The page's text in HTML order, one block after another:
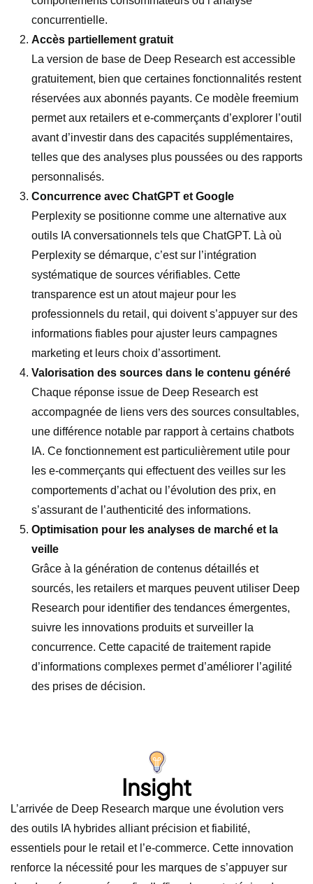
concurrentielle.
Accès partiellement gratuit
La version de base de Deep Research est accessible
gratuitement, bien que certaines fonctionnalités restent
réservées aux abonnés payants. Ce modèle freemium
permet aux retailers et e-commerçants d’explorer l’outil
avant d’investir dans des capacités supplémentaires,
telles que des analyses plus poussées ou des rapports
personnalisés.
Concurrence avec ChatGPT et Google
Perplexity se positionne comme une alternative aux
outils IA conversationnels tels que ChatGPT. Là où
Perplexity se démarque, c’est sur l’intégration
systématique de sources vérifiables. Cette
transparence est un atout majeur pour les
professionnels du retail, qui doivent s’appuyer sur des
informations fiables pour ajuster leurs campagnes
marketing et leurs choix d’assortiment.
Valorisation des sources dans le contenu généré
Chaque réponse issue de Deep Research est
accompagnée de liens vers des sources consultables,
une différence notable par rapport à certains chatbots
IA. Ce fonctionnement est particulièrement utile pour
les e-commerçants qui effectuent des veilles sur les
comportements d’achat ou l’évolution des prix, en
s’assurant de l’authenticité des informations.
Optimisation pour les analyses de marché et la
veille
Grâce à la génération de contenus détaillés et
sourcés, les retailers et marques peuvent utiliser Deep
Research pour identifier des tendances émergentes,
suivre les innovations produits et surveiller la
concurrence. Cette capacité de traitement rapide
d’informations complexes permet d’améliorer l’agilité
des prises de décision.
Insight
L’arrivée de Deep Research marque une évolution vers
des outils IA hybrides alliant précision et fiabilité,
essentiels pour le retail et l’e-commerce. Cette innovation
renforce la nécessité pour les marques de s’appuyer sur